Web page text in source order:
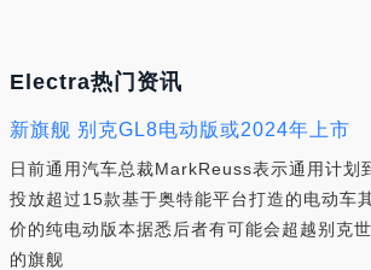
Electra热门资讯
新旗舰 别克GL8电动版或2024年上市
日前通用汽车总裁MarkReuss表示通用计划
投放超过15款基于奥特能平台打造的电动车
价的纯电动版本据悉后者有可能会超越别克
的旗舰